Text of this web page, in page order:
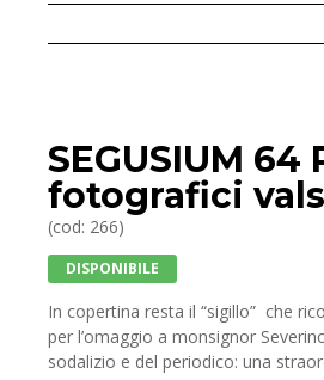
SEGUSIUM 64
fotografici
(cod: 266)
DISPONIBILE
In copertina resta il “sigillo” che
per l’omaggio a monsignor
sodalizio e del periodico: una